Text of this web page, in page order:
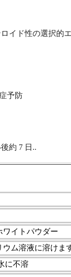
イド性の選択的
予防
約 7 日..
ワイトパウダー
ウム溶液に溶けま
に不溶